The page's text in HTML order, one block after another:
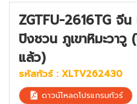
ZGTFU-2616TG จี
ปิงชวน ภูเขาหิมะวาวู
แล้ว)
รหัสทัวร์ : XLTV262430
ดาวน์โหลดโปรแกรมทัวร์